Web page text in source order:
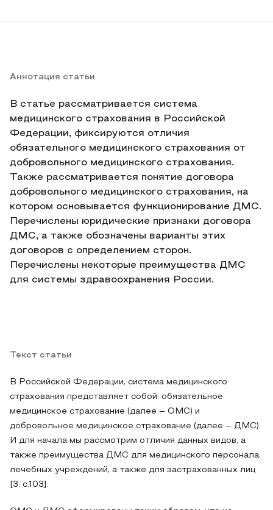
Аннотация статьи
В статье рассматривается система
медицинского страхования в Российской
Федерации, фиксируются отличия
обязательного медицинского страхования от
добровольного медицинского страхования.
Также рассматривается понятие договора
добровольного медицинского страхования, на
котором основывается функционирование ДМС.
Перечислены юридические признаки договора
ДМС, а также обозначены варианты этих
договоров с определением сторон.
Перечислены некоторые преимущества ДМС
для системы здравоохранения России.
Текст статьи
В Российской Федерации, система медицинского
страхования представляет собой: обязательное
медицинское страхование (далее – ОМС) и
добровольное медицинское страхование (далее – ДМС).
И для начала мы рассмотрим отличия данных видов, а
также преимущества ДМС для медицинского персонала,
лечебных учреждений, а также для застрахованных лиц
[3, с.103].